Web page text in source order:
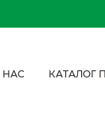
НАС КАТАЛОГ